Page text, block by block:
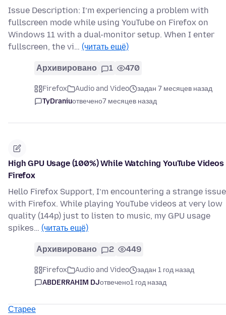
Issue Description: I’m experiencing a problem with
fullscreen mode while using YouTube on Firefox on
Windows 11 with a dual-monitor setup. When I enter
fullscreen, the vi… (читать ещё)
Архивировано 1 470
Firefox Audio and Video
задан 7 месяцев назад
TyDraniuотвечено7 месяцев назад
High GPU Usage (100%) While Watching YouTube
Firefox
Hello Firefox Support, I’m encountering a strange issue
with Firefox. While playing YouTube videos at very low
quality (144p) just to listen to music, my GPU usage
spikes… (читать ещё)
Архивировано 2 449
Firefox Audio and Video
задан 1 год назад
ABDERRAHIM DJотвечено1 год назад
Старее